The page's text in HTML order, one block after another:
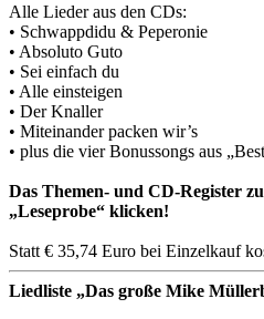
Alle Lieder aus den CDs:
• Schwappdidu & Peperonie
• Absoluto Guto
• Sei einfach du
• Alle einsteigen
• Der Knaller
• Miteinander packen wir’s
• plus die vier Bonussongs aus
Das Themen- und CD-Register
„Leseprobe“ klicken!
Statt € 35,74 Euro bei Einzelkauf
Liedliste „Das große Mike